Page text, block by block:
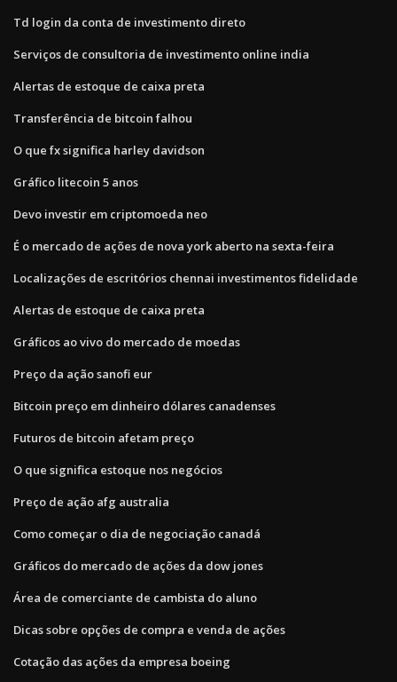
Td login da conta de investimento direto
Serviços de consultoria de investimento online india
Alertas de estoque de caixa preta
Transferência de bitcoin falhou
O que fx significa harley davidson
Gráfico litecoin 5 anos
Devo investir em criptomoeda neo
É o mercado de ações de nova york aberto na sexta-feira
Localizações de escritórios chennai investimentos fidelidade
Alertas de estoque de caixa preta
Gráficos ao vivo do mercado de moedas
Preço da ação sanofi eur
Bitcoin preço em dinheiro dólares canadenses
Futuros de bitcoin afetam preço
O que significa estoque nos negócios
Preço de ação afg australia
Como começar o dia de negociação canadá
Gráficos do mercado de ações da dow jones
Área de comerciante de cambista do aluno
Dicas sobre opções de compra e venda de ações
Cotação das ações da empresa boeing